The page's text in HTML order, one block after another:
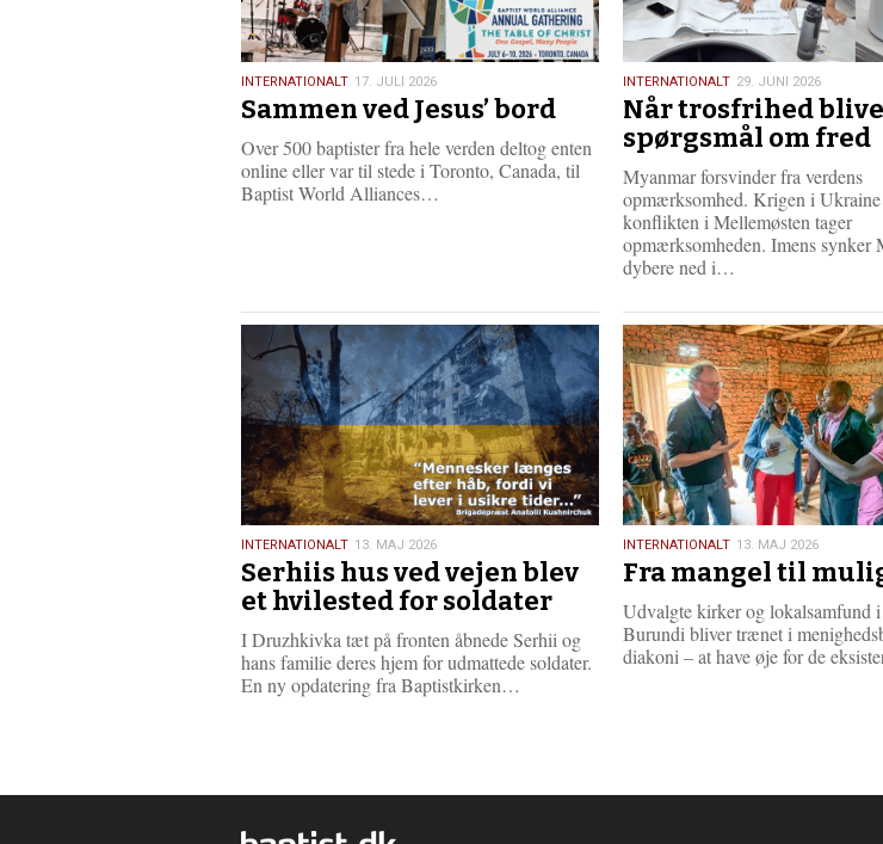
17.
juli
INTERNATIONALT 17. JULI 2026
Sammen ved Jesus’ bord
Over 500 baptister fra hele verden deltog enten
online eller var til stede i Toronto, Canada, til
Baptist World Alliances…
e
29.
juni
2026
INTERNATIONALT 29. JUNI 2026
Når trosfrihed
spørgsmål om fred
Myanmar forsvinder fra verdens
opmærksomhed. Krigen i
konflikten i Mellemøsten tager
opmærksomheden. Imens synker
dybere ned i…
s
m
e
r
e
13.
maj
2026
INTERNATIONALT 13. MAJ 2026
Serhiis hus ved vejen blev
et hvilested for soldater
I Druzhkivka tæt på fronten åbnede Serhii og
hans familie deres hjem for udmattede soldater.
En ny opdatering fra Baptistkirken…
r
13.
maj
2026
INTERNATIONALT 13. MAJ 2026
Fra mangel til
Udvalgte kirker og lokalsamfund
Burundi bliver trænet i
diakoni – at have øje for de